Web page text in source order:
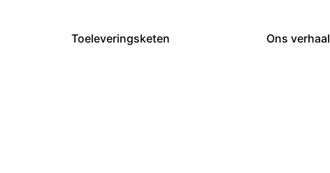
Toeleveringsketen
Ons verhaal